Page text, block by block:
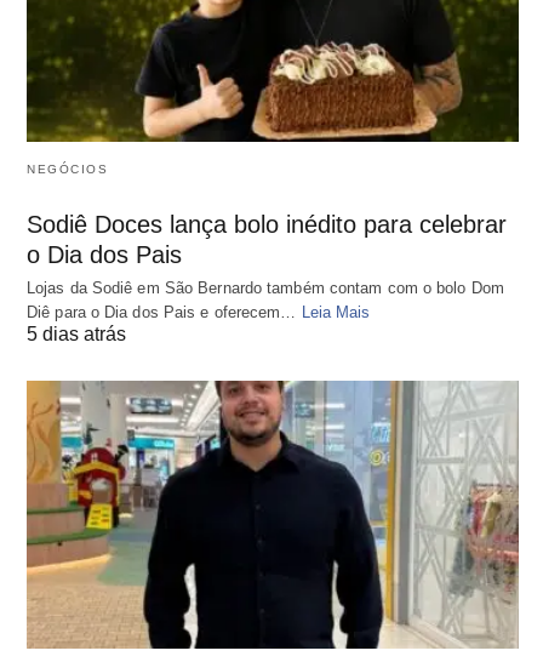
NEGÓCIOS
Sodiê Doces lança bolo inédito para celebrar
o Dia dos Pais
Lojas da Sodiê em São Bernardo também contam com o bolo Dom
Diê para o Dia dos Pais e oferecem… Leia Mais
5 dias atrás